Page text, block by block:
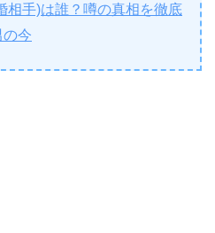
相手)は誰？噂の真相を徹底
今